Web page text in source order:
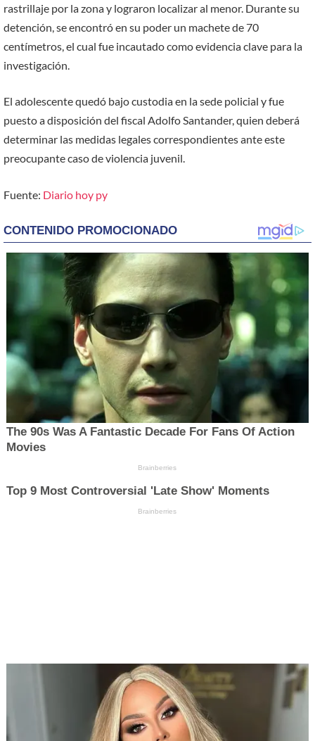
rastrillaje por la zona y lograron localizar al menor. Durante su
detención, se encontró en su poder un machete de 70
centímetros, el cual fue incautado como evidencia clave para la
investigación.
El adolescente quedó bajo custodia en la sede policial y fue
puesto a disposición del fiscal Adolfo Santander, quien deberá
determinar las medidas legales correspondientes ante este
preocupante caso de violencia juvenil.
Fuente: Diario hoy py